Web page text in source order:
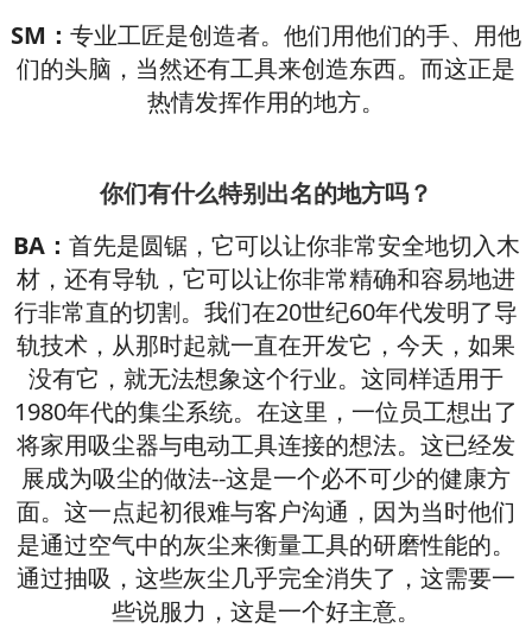
SM： 专业工匠是创造者。他们用他们的手、用他
们的头脑，当然还有工具来创造东西。而这正是
热情发挥作用的地方。
你们有什么特别出名的地方吗？
BA： 首先是圆锯，它可以让你非常安全地切入木
材，还有导轨，它可以让你非常精确和容易地进
行非常直的切割。我们在20世纪60年代发明了导
轨技术，从那时起就一直在开发它，今天，如果
没有它，就无法想象这个行业。这同样适用于
1980年代的集尘系统。在这里，一位员工想出了
将家用吸尘器与电动工具连接的想法。这已经发
展成为吸尘的做法--这是一个必不可少的健康方
面。这一点起初很难与客户沟通，因为当时他们
是通过空气中的灰尘来衡量工具的研磨性能的。
通过抽吸，这些灰尘几乎完全消失了，这需要一
些说服力，这是一个好主意。